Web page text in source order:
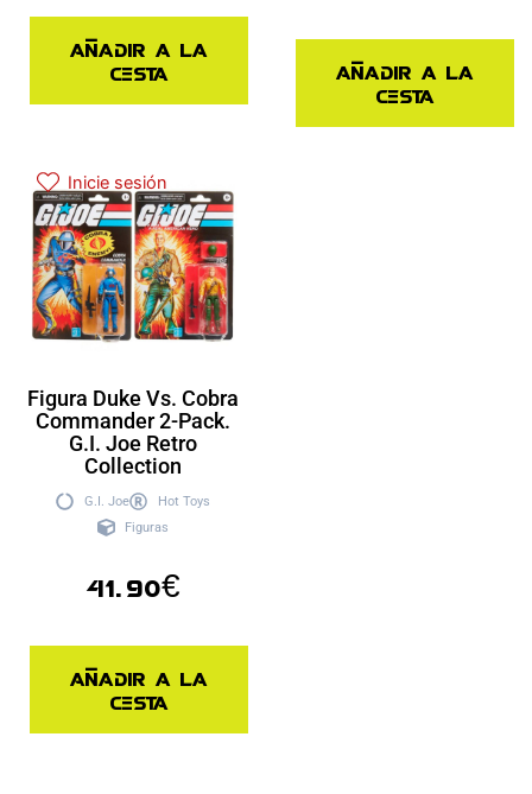
Añadir a la
cesta
Añadir a la
cesta
Inicie sesión
Figura Duke Vs. Cobra
Commander 2-Pack.
G.I. Joe Retro
Collection
G.I. Joe
Hot Toys
Figuras
41.90€
Añadir a la
cesta